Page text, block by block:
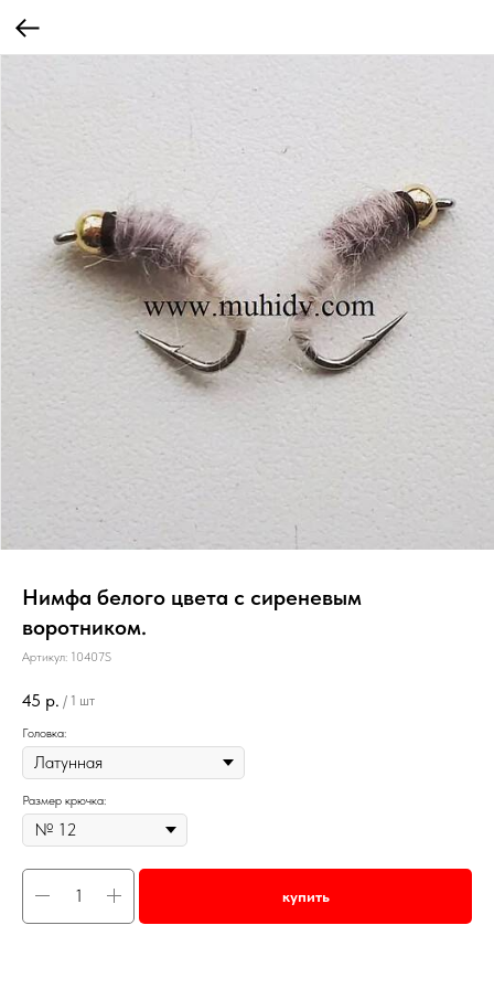
Нимфа белого цвета с сиреневым
воротником.
Артикул: 10407S
45 р. / 1 шт
Головка:
Размер крючка:
купить